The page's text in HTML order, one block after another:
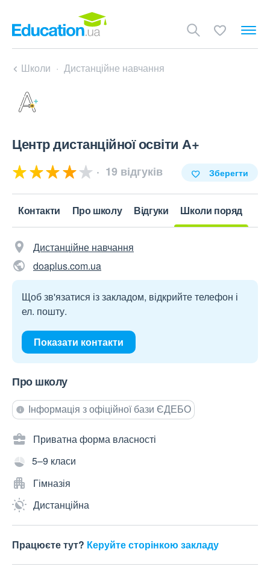
Школи Дистанційне навчання
Центр дистанційної освіти А+
19 відгуків Зберегти
Контакти Про школу Відгуки Школи поряд
Дистанційне навчання
doaplus.com.ua
Щоб зв'язатися із закладом, відкрийте телефон і
ел. пошту.
Показати контакти
Про школу
Інформація з офіційної бази ЄДЕБО
Приватна форма власності
5–9 класи
Гімназія
Дистанційна
Працюєте тут? Керуйте сторінкою закладу